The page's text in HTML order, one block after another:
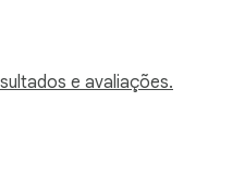
e avaliações.